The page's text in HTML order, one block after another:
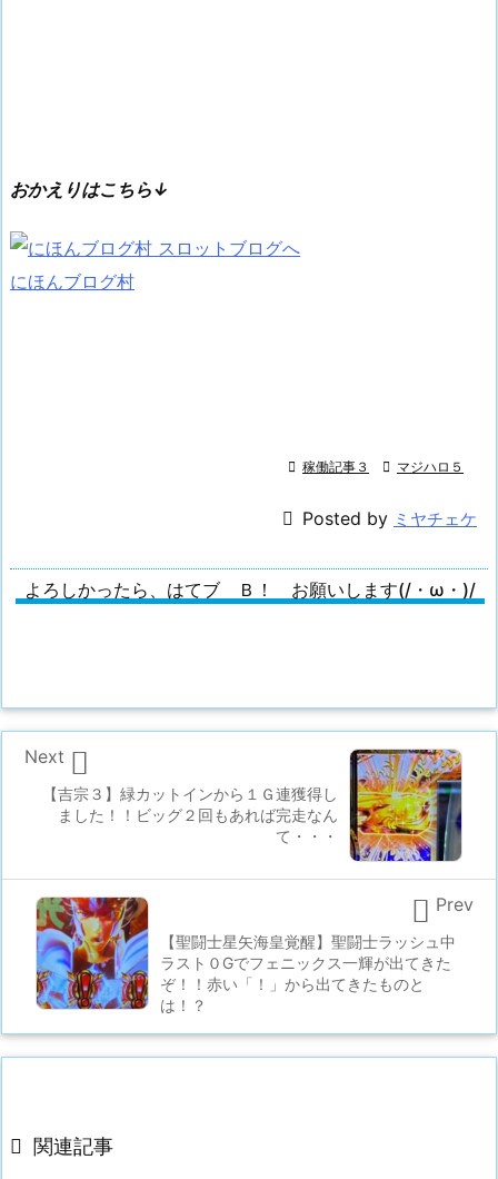
おかえりはこちら↓
にほんブログ村
 稼働記事３  マジハロ５
 Posted by ミヤチェケ
よろしかったら、はてブ Ｂ！ お願いします(/・ω・)/
【吉宗３】緑カットインから１Ｇ連獲得し
ました！！ビッグ２回もあれば完走なん
て・・・

Next
【聖闘士星矢海皇覚醒】聖闘士ラッシュ中
ラスト０Gでフェニックス一輝が出てきた
ぞ！！赤い「！」から出てきたものと
は！？
 Prev
 関連記事